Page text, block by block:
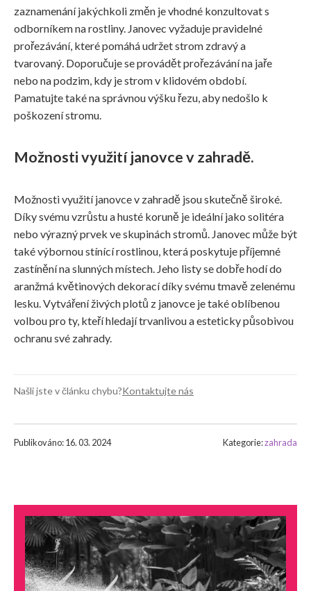
zaznamenání jakýchkoli změn je vhodné konzultovat s
odborníkem na rostliny. Janovec vyžaduje pravidelné
prořezávání, které pomáhá udržet strom zdravý a
tvarovaný. Doporučuje se provádět prořezávání na jaře
nebo na podzim, kdy je strom v klidovém období.
Pamatujte také na správnou výšku řezu, aby nedošlo k
poškození stromu.
Možnosti využití janovce v zahradě.
Možnosti využití janovce v zahradě jsou skutečně široké.
Díky svému vzrůstu a husté koruně je ideální jako solitéra
nebo výrazný prvek ve skupinách stromů. Janovec může být
také výbornou stínící rostlinou, která poskytuje příjemné
zastínění na slunných místech. Jeho listy se dobře hodí do
aranžmá květinových dekorací díky svému tmavě zelenému
lesku. Vytváření živých plotů z janovce je také oblíbenou
volbou pro ty, kteří hledají trvanlivou a esteticky působivou
ochranu své zahrady.
Našli jste v článku chybu?Kontaktujte nás
Publikováno: 16. 03. 2024 Kategorie:zahrada